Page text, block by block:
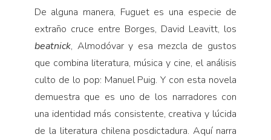
De alguna manera, Fuguet es una especie de
extraño cruce entre Borges, David Leavitt, los
beatnick, Almodóvar y esa mezcla de gustos
que combina literatura, música y cine, el análisis
culto de lo pop: Manuel Puig. Y con esta novela
demuestra que es uno de los narradores con
una identidad más consistente, creativa y lúcida
de la literatura chilena posdictadura. Aquí narra